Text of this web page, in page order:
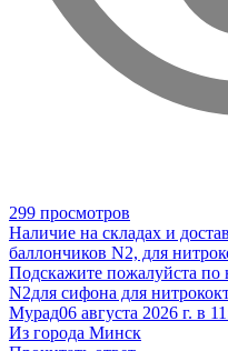
299 просмотров
Наличие на складах и
баллончиков N2, для
Подскажите пожалуйста по
N2для сифона для
Мурад06 августа 2026 г. в
Из города Минск